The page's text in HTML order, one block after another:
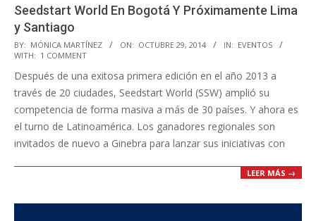
Seedstart World En Bogotá Y Próximamente Lima
y Santiago
2014-
10-
29
BY: MÓNICA MARTÍNEZ ON: OCTUBRE 29, 2014 IN: EVENTOS
WITH: 1 COMMENT
Después de una exitosa primera edición en el año 2013 a
través de 20 ciudades, Seedstart World (SSW) amplió su
competencia de forma masiva a más de 30 países. Y ahora es
el turno de Latinoamérica. Los ganadores regionales son
invitados de nuevo a Ginebra para lanzar sus iniciativas con
LEER MÁS →